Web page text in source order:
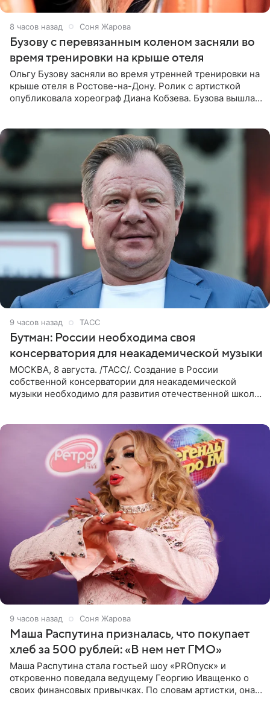
8 часов назад Соня Жарова
Бузову с перевязанным коленом засняли во
время тренировки на крыше отеля
Ольгу Бузову засняли во время утренней тренировки на
крыше отеля в Ростове-на-Дону. Ролик с артисткой
опубликовала хореограф Диана Кобзева. Бузова вышла
9 часов назад ТАСС
Бутман: России необходима своя
консерватория для неакадемической музыки
МОСКВА, 8 августа. /ТАСС/. Создание в России
собственной консерватории для неакадемической
музыки необходимо для развития отечественной школы
9 часов назад Соня Жарова
Маша Распутина призналась, что покупает
хлеб за 500 рублей: «В нем нет ГМО»
Маша Распутина стала гостьей шоу «PROпуск» и
откровенно поведала ведущему Георгию Иващенко о
своих финансовых привычках. По словам артистки, она